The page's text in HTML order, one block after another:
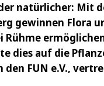
natürlicher: Mit
gewinnen Flora
Rühme
dies auf die
den FUN e.V.,